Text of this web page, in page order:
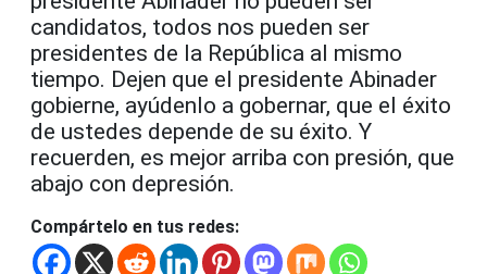
candidatos, todos nos pueden ser
presidentes de la República al mismo
tiempo. Dejen que el presidente Abinader
gobierne, ayúdenlo a gobernar, que el éxito
de ustedes depende de su éxito. Y
recuerden, es mejor arriba con presión, que
abajo con depresión.
Compártelo en tus redes: